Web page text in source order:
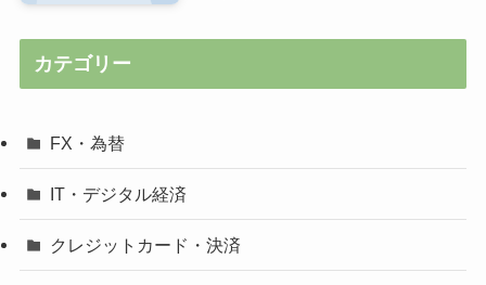
カテゴリー
FX・為替
IT・デジタル経済
クレジットカード・決済